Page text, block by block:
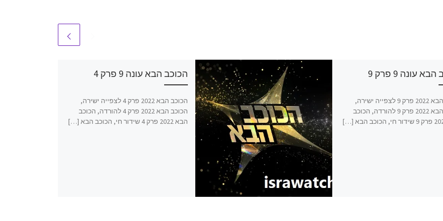
הכוכב הבא עונה 9 פרק 4
הכוכב הבא 2022 פרק 4 לצפייה ישירה,
הכוכב הבא 2022 פרק 4 להורדה, הכוכב
הבא 2022 פרק 4 שידור חי, הכוכב הבא […]
עונה 9 פרק 9
הכוכב הבא 2022 פרק 9 לצפייה ישירה,
הכוכב הבא 2022 פרק 9 להורדה, הכוכב